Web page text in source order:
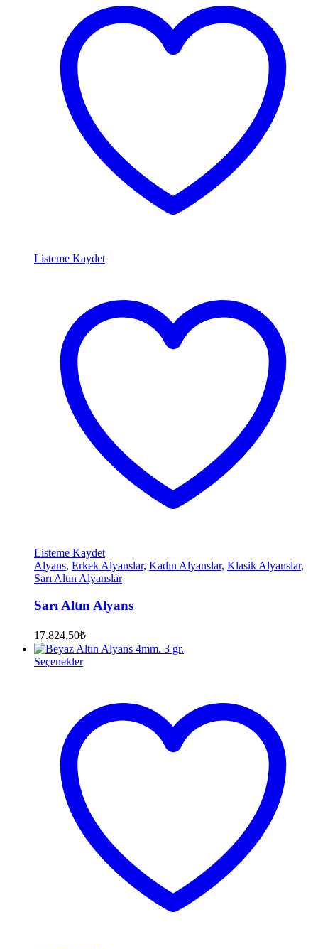
Listeme Kaydet
Listeme Kaydet
Alyans, Erkek Alyanslar, Kadın Alyanslar, Klasik Alyanslar,
Sarı Altın Alyanslar
Sarı Altın Alyans
17.824,50₺
Seçenekler